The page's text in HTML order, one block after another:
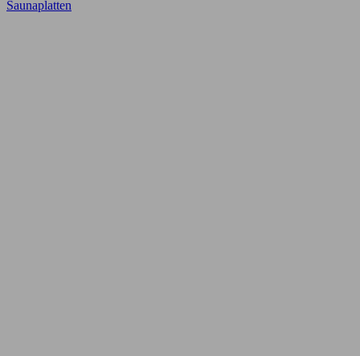
Saunaplatten